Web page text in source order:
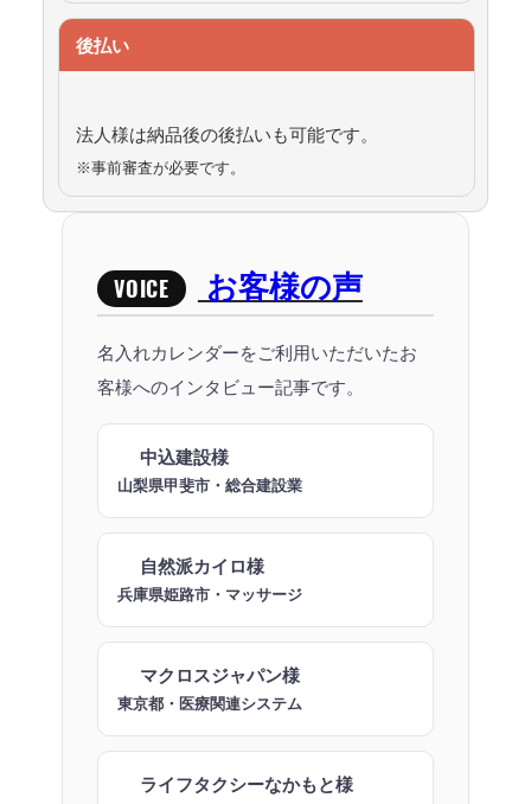
後払い
法人様は納品後の後払いも可能です。
※事前審査が必要です。
VOICE お客様の声
名入れカレンダーをご利用いただいたお
客様へのインタビュー記事です。
中込建設様
山梨県甲斐市・総合建設業
自然派カイロ様
兵庫県姫路市・マッサージ
マクロスジャパン様
東京都・医療関連システム
ライフタクシーなかもと様